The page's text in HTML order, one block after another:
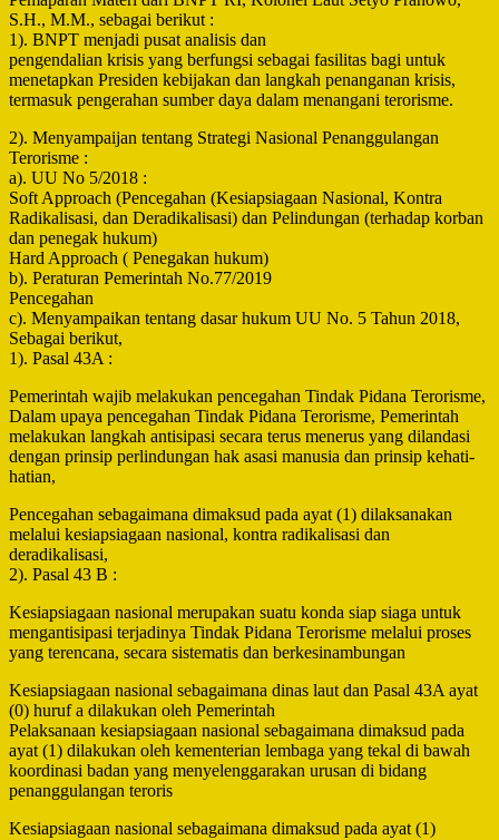
S.H., M.M., sebagai berikut :
1). BNPT menjadi pusat analisis dan
pengendalian krisis yang berfungsi sebagai fasilitas bagi untuk
menetapkan Presiden kebijakan dan langkah penanganan krisis,
termasuk pengerahan sumber daya dalam menangani terorisme.
2). Menyampaijan tentang Strategi Nasional Penanggulangan
Terorisme :
a). UU No 5/2018 :
Soft Approach (Pencegahan (Kesiapsiagaan Nasional, Kontra
Radikalisasi, dan Deradikalisasi) dan Pelindungan (terhadap korban
dan penegak hukum)
Hard Approach ( Penegakan hukum)
b). Peraturan Pemerintah No.77/2019
Pencegahan
c). Menyampaikan tentang dasar hukum UU No. 5 Tahun 2018,
Sebagai berikut,
1). Pasal 43A :
Pemerintah wajib melakukan pencegahan Tindak Pidana Terorisme,
Dalam upaya pencegahan Tindak Pidana Terorisme, Pemerintah
melakukan langkah antisipasi secara terus menerus yang dilandasi
dengan prinsip perlindungan hak asasi manusia dan prinsip kehati-
hatian,
Pencegahan sebagaimana dimaksud pada ayat (1) dilaksanakan
melalui kesiapsiagaan nasional, kontra radikalisasi dan
deradikalisasi,
2). Pasal 43 B :
Kesiapsiagaan nasional merupakan suatu konda siap siaga untuk
mengantisipasi terjadinya Tindak Pidana Terorisme melalui proses
yang terencana, secara sistematis dan berkesinambungan
Kesiapsiagaan nasional sebagaimana dinas laut dan Pasal 43A ayat
(0) huruf a dilakukan oleh Pemerintah
Pelaksanaan kesiapsiagaan nasional sebagaimana dimaksud pada
ayat (1) dilakukan oleh kementerian lembaga yang tekal di bawah
koordinasi badan yang menyelenggarakan urusan di bidang
penanggulangan teroris
Kesiapsiagaan nasional sebagaimana dimaksud pada ayat (1)